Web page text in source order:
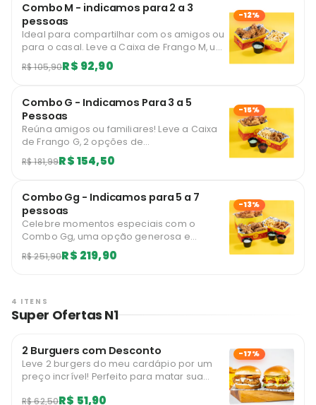
Combo M - indicamos para 2 a 3
pessoas
Ideal para compartilhar com os amigos ou
para o casal. Leve a Caixa de Frango M, um
acompanhamento Super e um molho à sua
escolha. Você pode trocar seu
acompanhamento Mega com um
descontão!
R$ 105,90R$ 92,90
-12%
Combo G - Indicamos Para 3 a 5
Pessoas
Reúna amigos ou familiares! Leve a Caixa
de Frango G, 2 opções de
acompanhamento na Caixa M e dois
molhos à sua escolha. Você pode trocar
Churros Super com um descontão!
R$ 181,99R$ 154,50
-15%
Combo Gg - Indicamos para 5 a 7
pessoas
Celebre momentos especiais com o
Combo Gg, uma opção generosa e
deliciosa para compartilhar! Este combo
inclui Caixa de Frango G, uma caixa de
Você pode trocar um de seus
acompanhamentos por um Churros Super
com um descontão!
R$ 251,90R$ 219,90
-13%
4 ITENS
Super Ofertas N1
2 Burguers com Desconto
Leve 2 burgers do meu cardápio por um
preço incrível! Perfeito para matar sua
R$ 62,50R$ 51,90
-17%